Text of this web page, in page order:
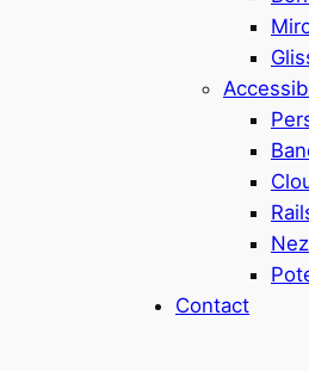
Contact